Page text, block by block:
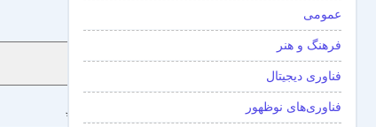
نام*
*
عمومی
فرهنگ و هنر
فناوری دیجیتال
فناوری‌های نوظهور